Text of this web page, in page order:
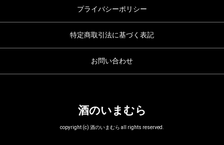
プライバシーポリシー
特定商取引法に基づく表記
お問い合わせ
酒のいまむら
copyright (c) 酒のいまむら all rights reserved.